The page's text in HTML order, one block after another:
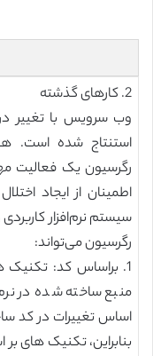
2. کارهای گذشته
وب سرویس با تغییر
استنتاج شده است.
رگرسیون یک فعالیت
اطمینان از ایجاد
سیستم نرم‌افزار
رگرسیون می‌تواند:
1. براساس کد: تکنیک‌
منبع ساخته شده در
اساس تغییرات در کد
بنابراین، تکنیک ‌های